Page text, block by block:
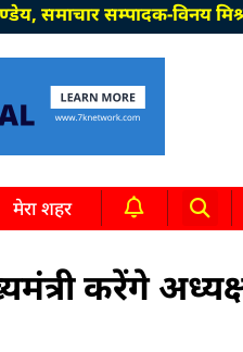
सम्पादक-विनय मिश्रा,
मेरा शहर
करेंगे